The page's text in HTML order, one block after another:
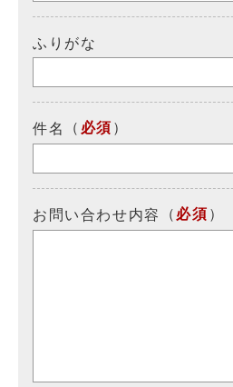
ふりがな
件名 （ 必須 ）
お問い合わせ内容 （ 必須 ）